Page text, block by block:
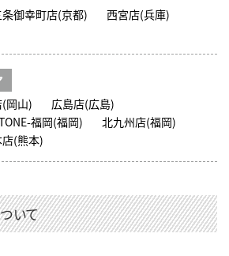
御幸町店(京都)
西宮店(兵庫)
岡山)
広島店(広島)
福岡(福岡)
北九州店(福岡)
(熊本)
いて